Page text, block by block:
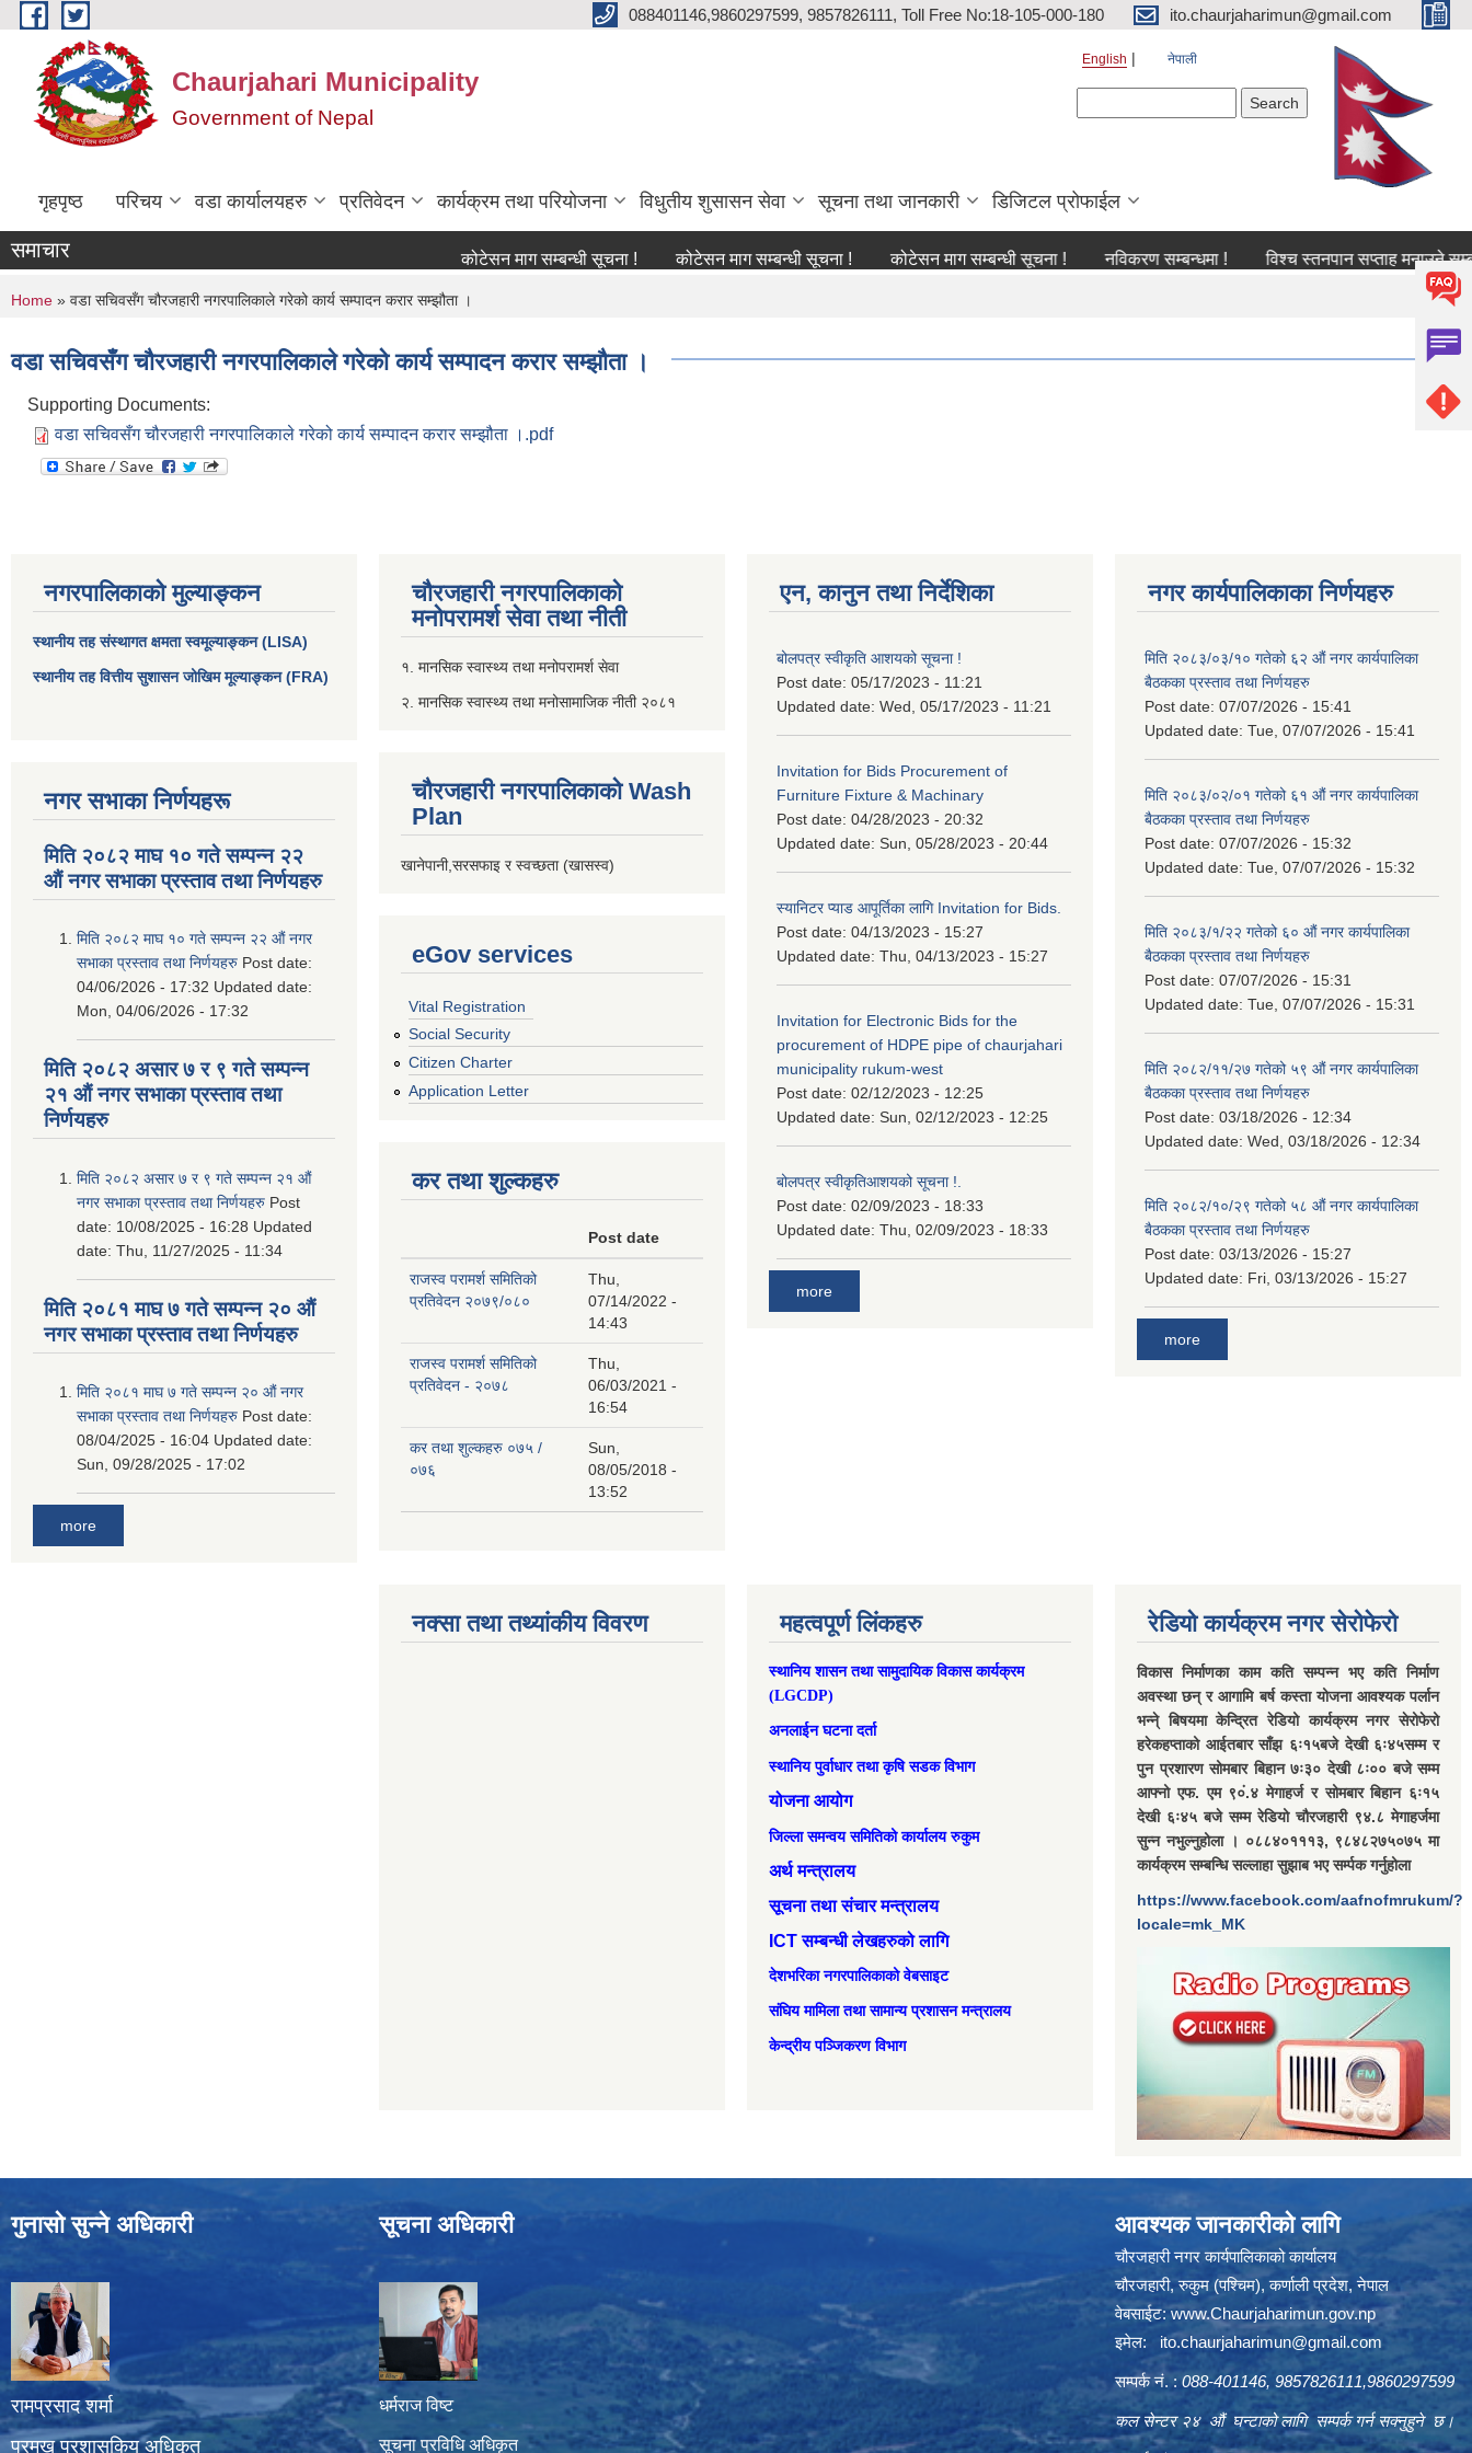
Skip to main content 088401146,9860297599, 9857826111, Toll Free No:18-105-000-180 ito.chaurjaharimun@gmail.com
Chaurjahari Municipality
Government of Nepal
English नेपाली
गृहपृष्ठ परिचय वडा कार्यालयहरु प्रतिवेदन कार्यक्रम तथा परियोजना विधुतीय शुसासन सेवा सूचना तथा जानकारी डिजिटल प्रोफाईल
समाचार कोटेसन माग सम्बन्धी सूचना ! कोटेसन माग सम्बन्धी सूचना ! कोटेसन माग सम्बन्धी सूचना ! नविकरण सम्बन्धमा ! विश्च स्तनपान सप्ताह मनाउने सम्बन्धी
You are here
Home » वडा सचिवसँग चौरजहारी नगरपालिकाले गरेको कार्य सम्पादन करार सम्झौता ।
वडा सचिवसँग चौरजहारी नगरपालिकाले गरेको कार्य सम्पादन करार सम्झौता ।
Supporting Documents:
वडा सचिवसँग चौरजहारी नगरपालिकाले गरेको कार्य सम्पादन करार सम्झौता ।.pdf
नगरपालिकाको मुल्याङ्कन
स्थानीय तह संस्थागत क्षमता स्वमूल्याङ्कन (LISA)
स्थानीय तह वित्तीय सुशासन जोखिम मूल्याङ्कन (FRA)
नगर सभाका निर्णयहरू
मिति २०८२ माघ १० गते सम्पन्न २२
औं नगर सभाका प्रस्ताव तथा निर्णयहरु
मिति २०८२ माघ १० गते सम्पन्न २२ औं नगर
सभाका प्रस्ताव तथा निर्णयहरु Post date:
04/06/2026 - 17:32 Updated date:
Mon, 04/06/2026 - 17:32
मिति २०८२ असार ७ र ९ गते सम्पन्न
२१ औं नगर सभाका प्रस्ताव तथा
निर्णयहरु
मिति २०८२ असार ७ र ९ गते सम्पन्न २१ औं
नगर सभाका प्रस्ताव तथा निर्णयहरु Post
date: 10/08/2025 - 16:28 Updated
date: Thu, 11/27/2025 - 11:34
मिति २०८१ माघ ७ गते सम्पन्न २० औं
नगर सभाका प्रस्ताव तथा निर्णयहरु
मिति २०८१ माघ ७ गते सम्पन्न २० औं नगर
सभाका प्रस्ताव तथा निर्णयहरु Post date:
08/04/2025 - 16:04 Updated date:
Sun, 09/28/2025 - 17:02
more
चौरजहारी नगरपालिकाको
मनोपरामर्श सेवा तथा नीती
१. मानसिक स्वास्थ्य तथा मनोपरामर्श सेवा
२. मानसिक स्वास्थ्य तथा मनोसामाजिक नीती २०८१
चौरजहारी नगरपालिकाको Wash
Plan
खानेपानी,सरसफाइ र स्वच्छता (खासस्व)
eGov services
Vital Registration
Social Security
Citizen Charter
Application Letter
कर तथा शुल्कहरु
Post date
राजस्व परामर्श समितिको
प्रतिवेदन २०७९/०८०
Thu,
07/14/2022 -
14:43
राजस्व परामर्श समितिको
प्रतिवेदन - २०७८
Thu,
06/03/2021 -
16:54
कर तथा शुल्कहरु ०७५ /
०७६
Sun,
08/05/2018 -
13:52
एन, कानुन तथा निर्देशिका
बोलपत्र स्वीकृति आशयको सूचना !
Post date: 05/17/2023 - 11:21
Updated date: Wed, 05/17/2023 - 11:21
Invitation for Bids Procurement of
Furniture Fixture & Machinary
Post date: 04/28/2023 - 20:32
Updated date: Sun, 05/28/2023 - 20:44
स्यानिटर प्याड आपूर्तिका लागि Invitation for Bids.
Post date: 04/13/2023 - 15:27
Updated date: Thu, 04/13/2023 - 15:27
Invitation for Electronic Bids for the
procurement of HDPE pipe of chaurjahari
municipality rukum-west
Post date: 02/12/2023 - 12:25
Updated date: Sun, 02/12/2023 - 12:25
बोलपत्र स्वीकृतिआशयको सूचना !.
Post date: 02/09/2023 - 18:33
Updated date: Thu, 02/09/2023 - 18:33
more
नगर कार्यपालिकाका निर्णयहरु
मिति २०८३/०३/१० गतेको ६२ औं नगर कार्यपालिका
बैठकका प्रस्ताव तथा निर्णयहरु
Post date: 07/07/2026 - 15:41
Updated date: Tue, 07/07/2026 - 15:41
मिति २०८३/०२/०१ गतेको ६१ औं नगर कार्यपालिका
बैठकका प्रस्ताव तथा निर्णयहरु
Post date: 07/07/2026 - 15:32
Updated date: Tue, 07/07/2026 - 15:32
मिति २०८३/१/२२ गतेको ६० औं नगर कार्यपालिका
बैठकका प्रस्ताव तथा निर्णयहरु
Post date: 07/07/2026 - 15:31
Updated date: Tue, 07/07/2026 - 15:31
मिति २०८२/११/२७ गतेको ५९ औं नगर कार्यपालिका
बैठकका प्रस्ताव तथा निर्णयहरु
Post date: 03/18/2026 - 12:34
Updated date: Wed, 03/18/2026 - 12:34
मिति २०८२/१०/२९ गतेको ५८ औं नगर कार्यपालिका
बैठकका प्रस्ताव तथा निर्णयहरु
Post date: 03/13/2026 - 15:27
Updated date: Fri, 03/13/2026 - 15:27
more
नक्सा तथा तथ्यांकीय विवरण महत्वपूर्ण लिंकहरु
स्थानिय शासन तथा सामुदायिक विकास कार्यक्रम
(LGCDP)
अनलाईन घटना दर्ता
स्थानिय पुर्वाधार तथा कृषि सडक विभाग
योजना आयोग
जिल्ला समन्वय समितिको कार्यालय रुकुम
अर्थ मन्त्रालय
सूचना तथा संचार मन्त्रालय
ICT सम्बन्धी लेखहरुको लागि
देशभरिका नगरपालिकाको वेबसाइट
संघिय मामिला तथा सामान्‍य प्रशासन मन्त्रालय
केन्द्रीय पञ्जिकरण विभाग
रेडियो कार्यक्रम नगर सेरोफेरो
विकास निर्माणका काम कति सम्पन्न भए कति निर्माण
अवस्था छन् र आगामि बर्ष कस्ता योजना आवश्यक पर्लान
भन्ने् बिषयमा केन्द्रित रेडियो कार्यक्रम नगर सेरोफेरो
हरेकहप्ताको आईतबार साँझ ६ः१५बजे देखी ६ः४५सम्म र
पुन प्रशारण सोमबार बिहान ७ः३० देखी ८ः०० बजे सम्म
आफ्नो एफ. एम ९०ं.४ मेगाहर्ज र सोमबार बिहान ६ः१५
देखी ६ः४५ बजे सम्म रेडियो चौरजहारी ९४.८ मेगाहर्जमा
सुन्न नभुल्नुहोला । ०८८४०१११३, ९८४८२७५०७५ मा
कार्यक्रम सम्बन्धि सल्लाहा सुझाब भए सर्म्पक गर्नुहोला
https://www.facebook.com/aafnofmrukum/?
locale=mk_MK
गुनासो सुन्ने अधिकारी
रामप्रसाद शर्मा
प्रमुख प्रशासकिय अधिकृत
सूचना अधिकारी
धर्मराज विष्ट
सूचना प्रविधि अधिकृत
आवश्यक जानकारीको लागि
चौरजहारी नगर कार्यपालिकाको कार्यालय
चौरजहारी, रुकुम (पश्चिम), कर्णाली प्रदेश, नेपाल
वेबसाईट:www.Chaurjaharimun.gov.np
इमेल: ito.chaurjaharimun@gmail.com
सम्पर्क नं. : 088-401146, 9857826111,9860297599
कल सेन्टर २४ औं घन्टाको लागि सम्पर्क गर्न सक्नुहुने छ।